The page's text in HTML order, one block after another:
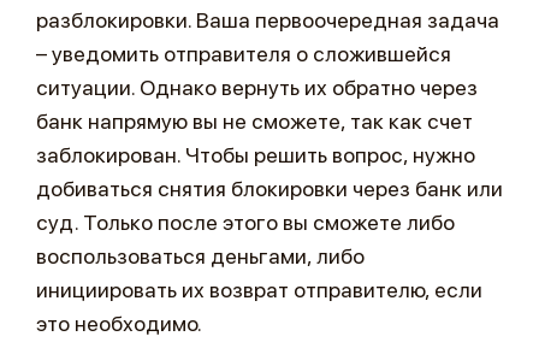
разблокировки. Ваша первоочередная задача
– уведомить отправителя о сложившейся
ситуации. Однако вернуть их обратно через
банк напрямую вы не сможете, так как счет
заблокирован. Чтобы решить вопрос, нужно
добиваться снятия блокировки через банк или
суд. Только после этого вы сможете либо
воспользоваться деньгами, либо
инициировать их возврат отправителю, если
это необходимо.